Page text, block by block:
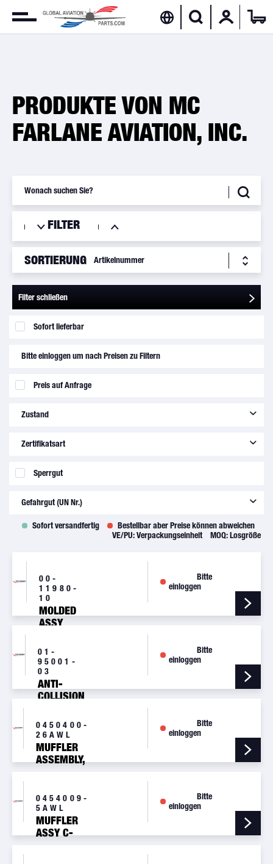
PRODUKTE VON MC
FARLANE AVIATION, INC.
FILTER
SORTIERUNG
Filter schließen
Sofort lieferbar
Bitte einloggen um nach Preisen zu Filtern
Preis auf Anfrage
Zustand
new(1396
Zertifikatsart
8130-3(1177
C of C(212)
Sperrgut
Gefahrgut (UN Nr.)
UN3480(1)
Sofort versandfertig
Bestellbar aber Preise können abweichen
VE/PU:Verpackungseinheit MOQ:Losgröße
00-
11980-
10
MOLDED
ASSY
Bitte
einloggen
01-
95001-
03
ANTI-
COLLISION
WINGTIP
ASSEMBLY
Bitte
einloggen
0450400-
26AWL
MUFFLER
ASSEMBLY,
Bitte
einloggen
0454009-
5AWL
MUFFLER
ASSY C-
Bitte
einloggen